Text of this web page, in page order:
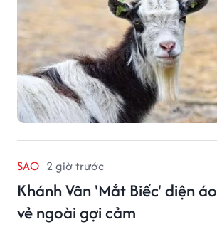
SAO 2 giờ trước
Khánh Vân 'Mắt Biếc' diện
vẻ ngoài gợi cảm